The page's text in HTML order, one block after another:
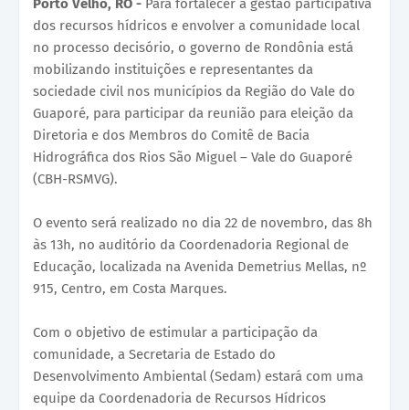
Porto Velho, RO - Para fortalecer a gestão participativa
dos recursos hídricos e envolver a comunidade local
no processo decisório, o governo de Rondônia está
mobilizando instituições e representantes da
sociedade civil nos municípios da Região do Vale do
Guaporé, para participar da reunião para eleição da
Diretoria e dos Membros do Comitê de Bacia
Hidrográfica dos Rios São Miguel – Vale do Guaporé
(CBH-RSMVG).
O evento será realizado no dia 22 de novembro, das 8h
às 13h, no auditório da Coordenadoria Regional de
Educação, localizada na Avenida Demetrius Mellas, nº
915, Centro, em Costa Marques.
Com o objetivo de estimular a participação da
comunidade, a Secretaria de Estado do
Desenvolvimento Ambiental (Sedam) estará com uma
equipe da Coordenadoria de Recursos Hídricos